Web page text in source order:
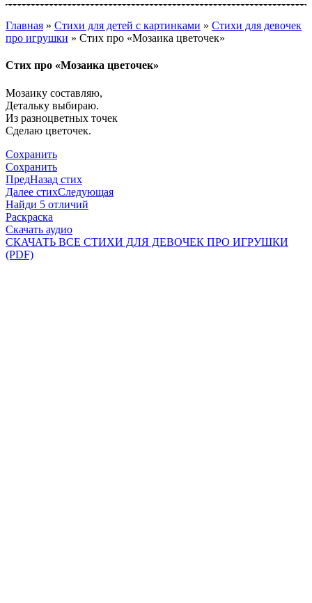
Главная » Стихи для детей с картинками » Стихи для девочек
про игрушки » Стих про «Мозаика цветочек»
Стих про «Мозаика цветочек»
Мозаику составляю,
Детальку выбираю.
Из разноцветных точек
Сделаю цветочек.
Сохранить
Сохранить
ПредНазад стих
Далее стихСледующая
Найди 5 отличий
Раскраска
Скачать аудио
СКАЧАТЬ ВСЕ СТИХИ ДЛЯ ДЕВОЧЕК ПРО ИГРУШКИ
(PDF)